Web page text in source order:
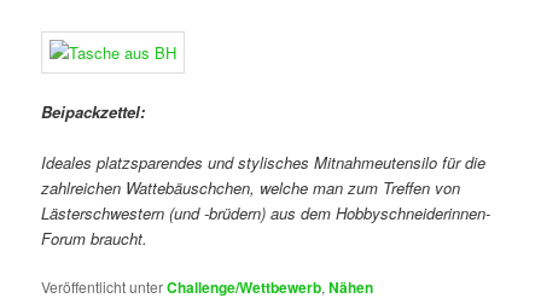
Beipackzettel:
Ideales platzsparendes und stylisches Mitnahmeutensilo für die
zahlreichen Wattebäuschchen, welche man zum Treffen von
Lästerschwestern (und -brüdern) aus dem Hobbyschneiderinnen-
Forum braucht.
Veröffentlicht unterChallenge/Wettbewerb,Nähen